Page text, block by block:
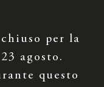
per la
agosto.
questo